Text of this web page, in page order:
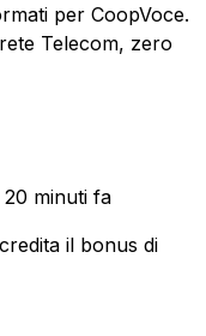
per CoopVoce.
Telecom, zero
20 minuti fa
il bonus di